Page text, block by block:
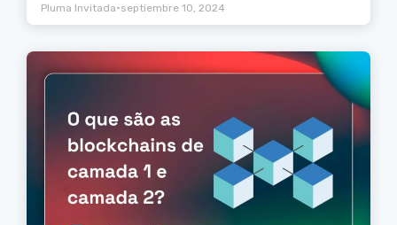
Pluma Invitada•septiembre 10, 2024